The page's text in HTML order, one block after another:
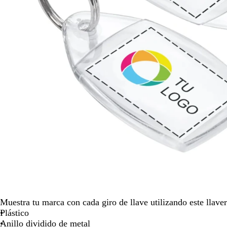
para
moverte
por
la
imagen
Muestra tu marca con cada giro de llave utilizando este
Plástico
Anillo dividido de metal